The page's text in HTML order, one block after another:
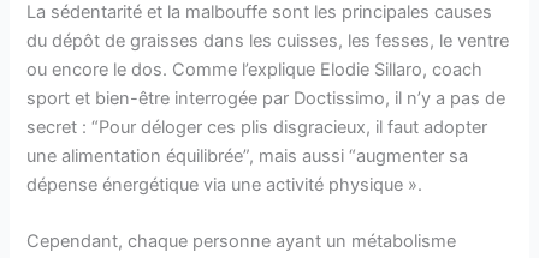
La sédentarité et la malbouffe sont les principales causes
du dépôt de graisses dans les cuisses, les fesses, le ventre
ou encore le dos. Comme l’explique Elodie Sillaro, coach
sport et bien-être interrogée par Doctissimo, il n’y a pas de
secret : “Pour déloger ces plis disgracieux, il faut adopter
une alimentation équilibrée”, mais aussi “augmenter sa
dépense énergétique via une activité physique ».
Cependant, chaque personne ayant un métabolisme